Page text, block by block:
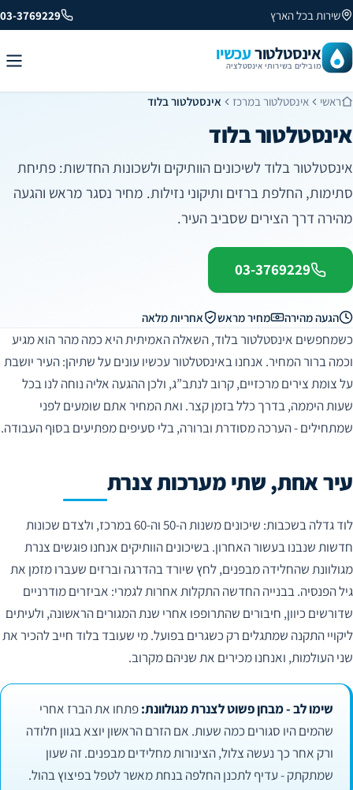
שירות בכל הארץ 03-3769229
אינסטלטורעכשיו
מובילים בשירותי אינסטלציה
ראשי אינסטלטור במרכז אינסטלטור בלוד
אינסטלטור בלוד
אינסטלטור בלוד לשיכונים הוותיקים ולשכונות החדשות: פתיחת
סתימות, החלפת ברזים ותיקוני נזילות. מחיר נסגר מראש והגעה
מהירה דרך הצירים שסביב העיר.
03-3769229
הגעה מהירה מחיר מראש אחריות מלאה
כשמחפשים אינסטלטור בלוד, השאלה האמיתית היא כמה מהר הוא מגיע
וכמה ברור המחיר. אנחנו באינסטלטור עכשיו עונים על שתיהן: העיר יושבת
על צומת צירים מרכזיים, קרוב לנתב”ג, ולכן ההגעה אליה נוחה לנו בכל
שעות היממה, בדרך כלל בזמן קצר. ואת המחיר אתם שומעים לפני
שמתחילים - הערכה מסודרת וברורה, בלי סעיפים מפתיעים בסוף העבודה.
עיר אחת, שתי מערכות צנרת
לוד גדלה בשכבות: שיכונים משנות ה-50 וה-60 במרכז, ולצדם שכונות
חדשות שנבנו בעשור האחרון. בשיכונים הוותיקים אנחנו פוגשים צנרת
מגולוונת שהחלידה מבפנים, לחץ שיורד בהדרגה וברזים שעברו מזמן את
גיל הפנסיה. בבנייה החדשה התקלות אחרות לגמרי: אביזרים מודרניים
שדורשים כיוון, חיבורים שהתרופפו אחרי שנת המגורים הראשונה, ולעיתים
ליקויי התקנה שמתגלים רק כשגרים בפועל. מי שעובד בלוד חייב להכיר את
שני העולמות, ואנחנו מכירים את שניהם מקרוב.
שימו לב - מבחן פשוט לצנרת מגולוונת:פתחו את הברז אחרי
שהמים היו סגורים כמה שעות. אם הזרם הראשון יוצא בגוון חלודה
ורק אחר כך נעשה צלול, הצינורות מחלידים מבפנים. זה שעון
שמתקתק - עדיף לתכנן החלפה בנחת מאשר לטפל בפיצוץ בהול.